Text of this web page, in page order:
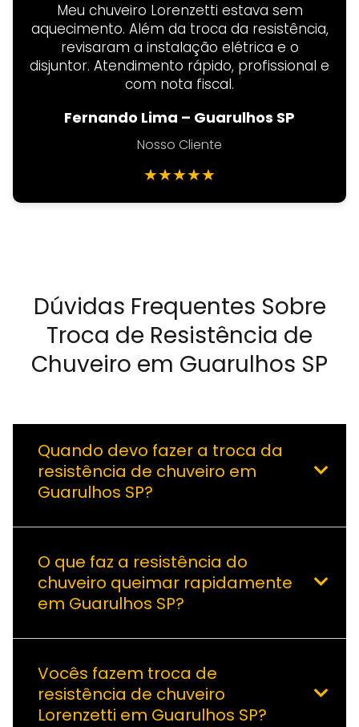
Meu chuveiro Lorenzetti estava sem
aquecimento. Além da troca da resistência,
revisaram a instalação elétrica e o
disjuntor. Atendimento rápido, profissional e
com nota fiscal.
Fernando Lima – Guarulhos SP
Nosso Cliente
★★★★★
Dúvidas Frequentes Sobre
Troca de Resistência de
Chuveiro em Guarulhos SP
Quando devo fazer a troca da
resistência de chuveiro em
Guarulhos SP?
O que faz a resistência do
chuveiro queimar rapidamente
em Guarulhos SP?
Vocês fazem troca de
resistência de chuveiro
Lorenzetti em Guarulhos SP?